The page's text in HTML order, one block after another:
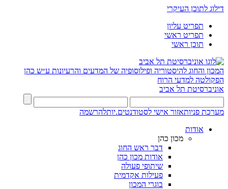
דילוג לתוכן העיקרי
תפריט עליון
תפריט ראשי
תוכן ראשי
המכון והחוג להיסטוריה ופילוסופיה של המדעים והרעיונות ע״ש כהן
הפקולטה למדעי הרוח
אוניברסיטת תל אביב
מערכת פניותאזור אישי לסטודנטים.יותלהרשמה
אודות
מכון כהן
דבר ראש החוג
אודות מכון כהן
שיתופי פעולה
פעילות אקדמית
בוגרי המכון